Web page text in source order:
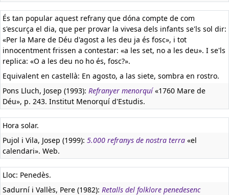
És tan popular aquest refrany que dóna compte de com
s'escurça el dia, que per provar la vivesa dels infants se'ls sol dir:
«Per la Mare de Déu d'agost a les deu ja és fosc», i tot
innocentment frissen a contestar: «a les set, no a les deu». I se'ls
replica: «O a les deu no ho és, fosc?».
Equivalent en castellà: En agosto, a las siete, sombra en rostro.
Pons Lluch, Josep (1993): Refranyer menorquí«1760 Mare de
Déu», p. 243. Institut Menorquí d'Estudis.
Hora solar.
Pujol i Vila, Josep (1999): 5.000 refranys de nostra terra «el
calendari». Web.
Lloc: Penedès.
Sadurní i Vallès, Pere (1982): Retalls del folklore penedesenc